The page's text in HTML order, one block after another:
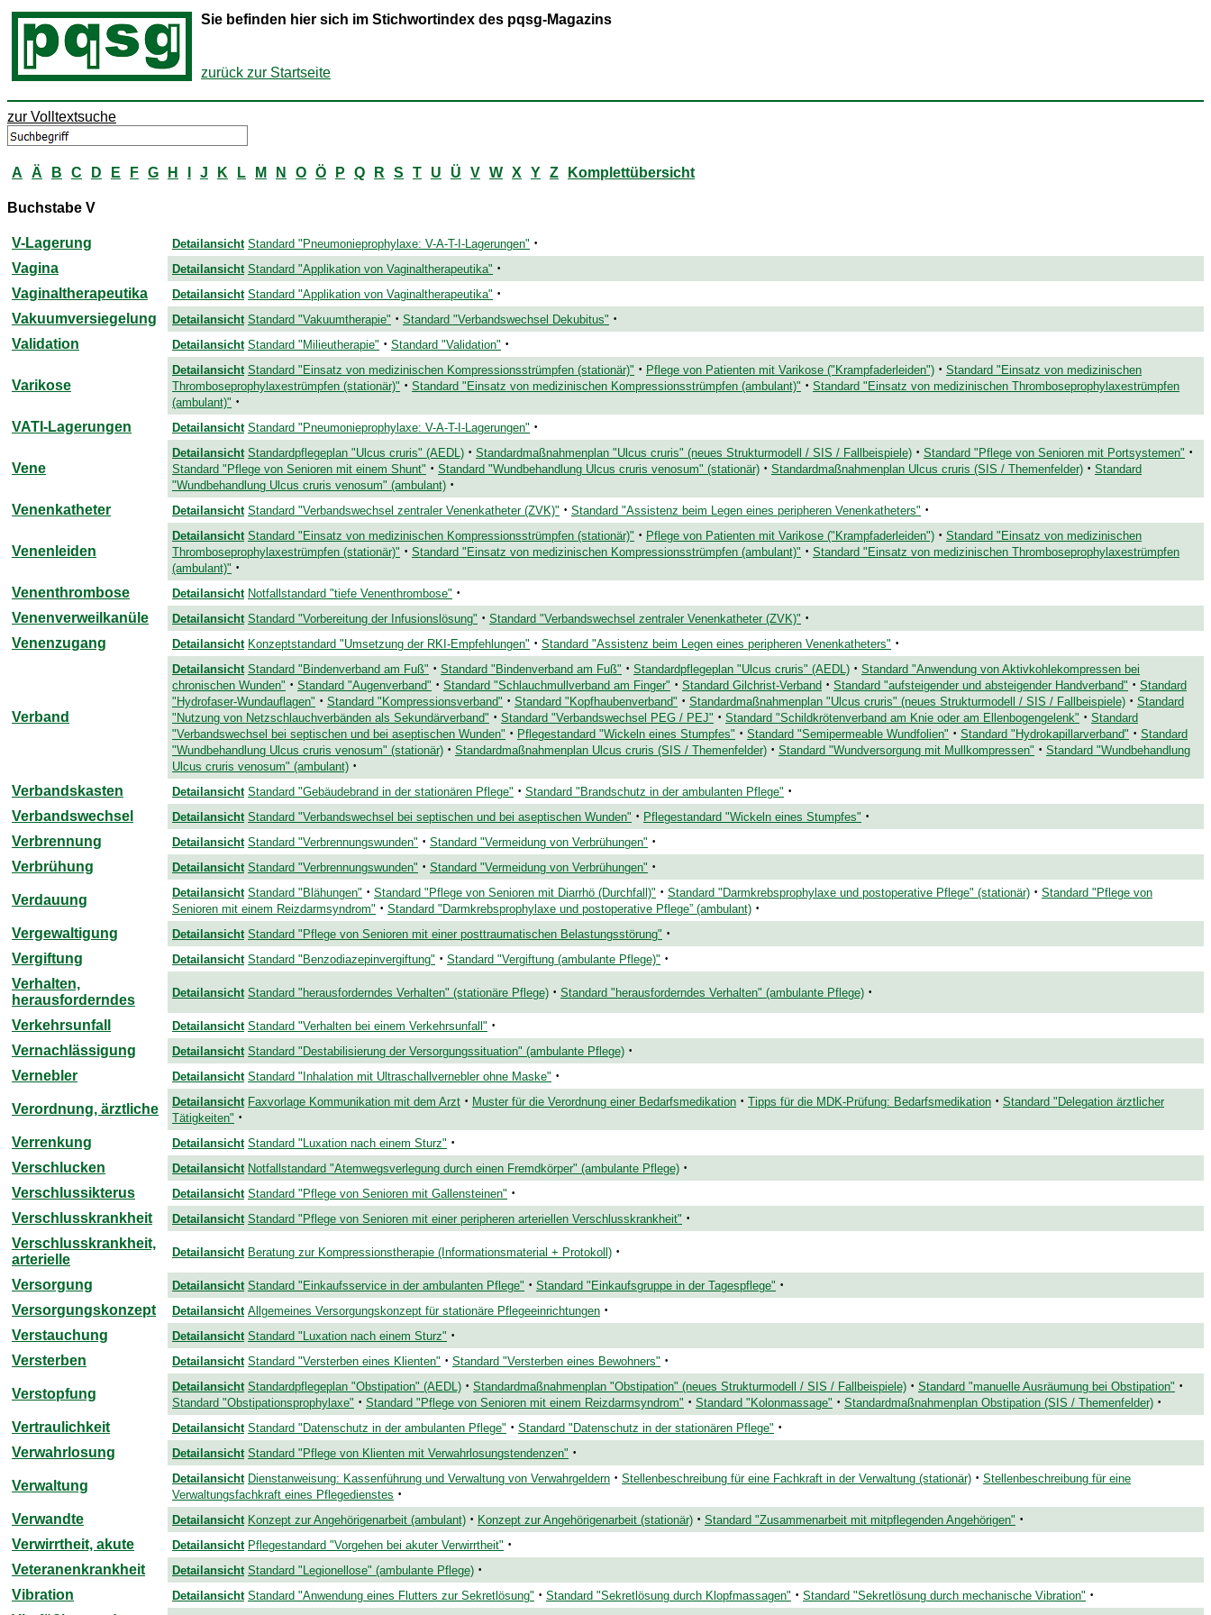
Sie befinden hier sich im Stichwortindex des pqsg-Magazins
zurück zur Startseite
zur Volltextsuche
A Ä B C D E F G H J K L M N O Ö P Q R S T U Ü V W X Y Z Komplettübersicht
Buchstabe V
V-Lagerung Detailansicht Standard "Pneumonieprophylaxe: V-A-T-I-Lagerungen" ·
Vagina
Detailansicht Standard "Applikation von Vaginaltherapeutika" ·
Vaginaltherapeutika
Detailansicht Standard "Applikation von Vaginaltherapeutika" ·
Vakuumversiegelung
Detailansicht Standard "Vakuumtherapie" · Standard "Verbandswechsel Dekubitus" ·
Validation
Detailansicht Standard "Milieutherapie" · Standard "Validation" ·
Varikose
Detailansicht Standard "Einsatz von medizinischen Kompressionsstrümpfen (stationär)" · Pflege von Patienten mit Varikose ("Krampfaderleiden") · Standard "Einsatz von medizinischen
Thromboseprophylaxestrümpfen (stationär)" · Standard "Einsatz von medizinischen Kompressionsstrümpfen (ambulant)" · Standard "Einsatz von medizinischen Thromboseprophylaxestrümpfen
(ambulant)" ·
VATI-Lagerungen
Detailansicht Standard "Pneumonieprophylaxe: V-A-T-I-Lagerungen" ·
Vene
Detailansicht Standardpflegeplan "Ulcus cruris" (AEDL) · Standardmaßnahmenplan "Ulcus cruris" (neues Strukturmodell / SIS / Fallbeispiele) · Standard "Pflege von Senioren mit Portsystemen" ·
Standard "Pflege von Senioren mit einem Shunt" · Standard "Wundbehandlung Ulcus cruris venosum" (stationär) · Standardmaßnahmenplan Ulcus cruris (SIS / Themenfelder) · Standard
"Wundbehandlung Ulcus cruris venosum" (ambulant) ·
Venenkatheter
Detailansicht Standard "Verbandswechsel zentraler Venenkatheter (ZVK)" · Standard "Assistenz beim Legen eines peripheren Venenkatheters" ·
Venenleiden
Detailansicht Standard "Einsatz von medizinischen Kompressionsstrümpfen (stationär)" · Pflege von Patienten mit Varikose ("Krampfaderleiden") · Standard "Einsatz von medizinischen
Thromboseprophylaxestrümpfen (stationär)" · Standard "Einsatz von medizinischen Kompressionsstrümpfen (ambulant)" · Standard "Einsatz von medizinischen Thromboseprophylaxestrümpfen
(ambulant)" ·
Venenthrombose
Detailansicht Notfallstandard "tiefe Venenthrombose" ·
Venenverweilkanüle
Detailansicht Standard "Vorbereitung der Infusionslösung" · Standard "Verbandswechsel zentraler Venenkatheter (ZVK)" ·
Venenzugang
Detailansicht Konzeptstandard "Umsetzung der RKI-Empfehlungen" · Standard "Assistenz beim Legen eines peripheren Venenkatheters" ·
Verband
Detailansicht Standard "Bindenverband am Fuß" · Standard "Bindenverband am Fuß" · Standardpflegeplan "Ulcus cruris" (AEDL) · Standard "Anwendung von Aktivkohlekompressen bei
chronischen Wunden" · Standard "Augenverband" · Standard "Schlauchmullverband am Finger" · Standard Gilchrist-Verband · Standard "aufsteigender und absteigender Handverband" · Standard
"Hydrofaser-Wundauflagen" · Standard "Kompressionsverband" · Standard "Kopfhaubenverband" · Standardmaßnahmenplan "Ulcus cruris" (neues Strukturmodell / SIS / Fallbeispiele) · Standard
"Nutzung von Netzschlauchverbänden als Sekundärverband" · Standard "Verbandswechsel PEG / PEJ" · Standard "Schildkrötenverband am Knie oder am Ellenbogengelenk" · Standard
"Verbandswechsel bei septischen und bei aseptischen Wunden" · Pflegestandard "Wickeln eines Stumpfes" · Standard "Semipermeable Wundfolien" · Standard "Hydrokapillarverband" · Standard
"Wundbehandlung Ulcus cruris venosum" (stationär) · Standardmaßnahmenplan Ulcus cruris (SIS / Themenfelder) · Standard "Wundversorgung mit Mullkompressen" · Standard "Wundbehandlung
Ulcus cruris venosum" (ambulant) ·
Verbandskasten
Detailansicht Standard "Gebäudebrand in der stationären Pflege" · Standard "Brandschutz in der ambulanten Pflege" ·
Verbandswechsel
Detailansicht Standard "Verbandswechsel bei septischen und bei aseptischen Wunden" · Pflegestandard "Wickeln eines Stumpfes" ·
Verbrennung
Detailansicht Standard "Verbrennungswunden" · Standard "Vermeidung von Verbrühungen" ·
Verbrühung
Detailansicht Standard "Verbrennungswunden" · Standard "Vermeidung von Verbrühungen" ·
Verdauung Detailansicht Standard "Blähungen" · Standard "Pflege von Senioren mit Diarrhö (Durchfall)" · Standard "Darmkrebsprophylaxe und postoperative Pflege" (stationär) · Standard "Pflege von
Senioren mit einem Reizdarmsyndrom" · Standard "Darmkrebsprophylaxe und postoperative Pflege” (ambulant) ·
Vergewaltigung
Detailansicht Standard "Pflege von Senioren mit einer posttraumatischen Belastungsstörung" ·
Vergiftung
Detailansicht Standard "Benzodiazepinvergiftung" · Standard "Vergiftung (ambulante Pflege)" ·
Verhalten,
herausforderndes
Detailansicht Standard "herausforderndes Verhalten" (stationäre Pflege) · Standard "herausforderndes Verhalten" (ambulante Pflege) ·
Verkehrsunfall Detailansicht Standard "Verhalten bei einem Verkehrsunfall" ·
Vernachlässigung
Detailansicht Standard "Destabilisierung der Versorgungssituation" (ambulante Pflege) ·
Vernebler
Detailansicht Standard "Inhalation mit Ultraschallvernebler ohne Maske" ·
Verordnung, ärztliche Detailansicht Faxvorlage Kommunikation mit dem Arzt · Muster für die Verordnung einer Bedarfsmedikation · Tipps für die MDK-Prüfung: Bedarfsmedikation · Standard "Delegation ärztlicher
Tätigkeiten" ·
Verrenkung
Detailansicht Standard "Luxation nach einem Sturz" ·
Verschlucken
Detailansicht Notfallstandard "Atemwegsverlegung durch einen Fremdkörper" (ambulante Pflege) ·
Verschlussikterus
Detailansicht Standard "Pflege von Senioren mit Gallensteinen" ·
Verschlusskrankheit
Detailansicht Standard "Pflege von Senioren mit einer peripheren arteriellen Verschlusskrankheit" ·
Verschlusskrankheit,
arterielle
Detailansicht Beratung zur Kompressionstherapie (Informationsmaterial + Protokoll) ·
Versorgung Detailansicht Standard "Einkaufsservice in der ambulanten Pflege" · Standard "Einkaufsgruppe in der Tagespflege" ·
Versorgungskonzept
Detailansicht Allgemeines Versorgungskonzept für stationäre Pflegeeinrichtungen ·
Verstauchung
Detailansicht Standard "Luxation nach einem Sturz" ·
Versterben
Detailansicht Standard "Versterben eines Klienten" · Standard "Versterben eines Bewohners" ·
Verstopfung Detailansicht Standardpflegeplan "Obstipation" (AEDL) · Standardmaßnahmenplan "Obstipation" (neues Strukturmodell / SIS / Fallbeispiele) · Standard "manuelle Ausräumung bei Obstipation" ·
Standard "Obstipationsprophylaxe" · Standard "Pflege von Senioren mit einem Reizdarmsyndrom" · Standard "Kolonmassage" · Standardmaßnahmenplan Obstipation (SIS / Themenfelder) ·
Vertraulichkeit
Detailansicht Standard "Datenschutz in der ambulanten Pflege" · Standard "Datenschutz in der stationären Pflege" ·
Verwahrlosung
Detailansicht Standard "Pflege von Klienten mit Verwahrlosungstendenzen" ·
Verwaltung Detailansicht Dienstanweisung: Kassenführung und Verwaltung von Verwahrgeldern · Stellenbeschreibung für eine Fachkraft in der Verwaltung (stationär) · Stellenbeschreibung für eine
Verwaltungsfachkraft eines Pflegedienstes ·
Verwandte
Detailansicht Konzept zur Angehörigenarbeit (ambulant) · Konzept zur Angehörigenarbeit (stationär) · Standard "Zusammenarbeit mit mitpflegenden Angehörigen" ·
Verwirrtheit, akute
Detailansicht Pflegestandard "Vorgehen bei akuter Verwirrtheit" ·
Veteranenkrankheit
Detailansicht Standard "Legionellose" (ambulante Pflege) ·
Vibration
Detailansicht Standard "Anwendung eines Flutters zur Sekretlösung" · Standard "Sekretlösung durch Klopfmassagen" · Standard "Sekretlösung durch mechanische Vibration" ·